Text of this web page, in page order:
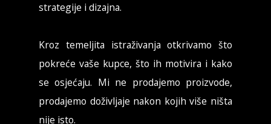
strategije i dizajna.
Kroz temeljita istraživanja otkrivamo što
pokreće vaše kupce, što ih motivira i kako
se osjećaju. Mi ne prodajemo proizvode,
prodajemo doživljaje nakon kojih više ništa
nije isto.